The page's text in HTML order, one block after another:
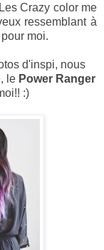
Crazy color me
ressemblant à
moi.
d'inspi, nous
le Power Ranger
:)